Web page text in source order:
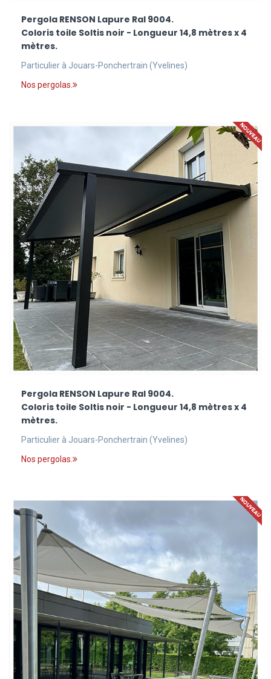
Pergola RENSON Lapure Ral 9004.
Coloris toile Soltis noir - Longueur 14,8 mètres x 4
mètres.
Particulier à Jouars-Ponchertrain (Yvelines)
Nos pergolas.
Pergola RENSON Lapure Ral 9004.
Coloris toile Soltis noir - Longueur 14,8 mètres x 4
mètres.
Particulier à Jouars-Ponchertrain (Yvelines)
Nos pergolas.